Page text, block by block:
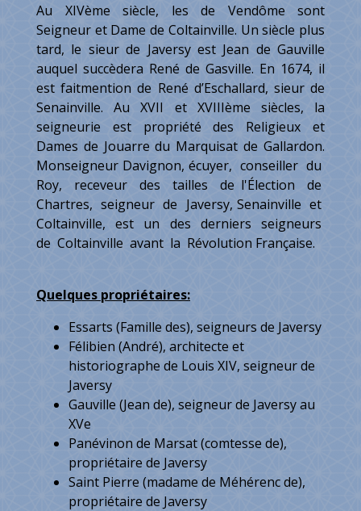
Au XIVème siècle, les de Vendôme sont
Seigneur et Dame de Coltainville. Un siècle plus
tard, le sieur de Javersy est Jean de Gauville
auquel succèdera René de Gasville. En 1674, il
est faitmention de René d’Eschallard, sieur de
Senainville. Au XVII et XVIIIème siècles, la
seigneurie est propriété des Religieux et
Dames de Jouarre du Marquisat de Gallardon.
Monseigneur Davignon, écuyer, conseiller du
Roy, receveur des tailles de l'Élection de
Chartres, seigneur de Javersy, Senainville et
Coltainville, est un des derniers seigneurs
de Coltainville avant la Révolution Française.
Quelques propriétaires:
Essarts (Famille des), seigneurs de Javersy
Félibien (André), architecte et
historiographe de Louis XIV, seigneur de
Javersy
Gauville (Jean de), seigneur de Javersy au
XVe
Panévinon de Marsat (comtesse de),
propriétaire de Javersy
Saint Pierre (madame de Méhérenc de),
propriétaire de Javersy